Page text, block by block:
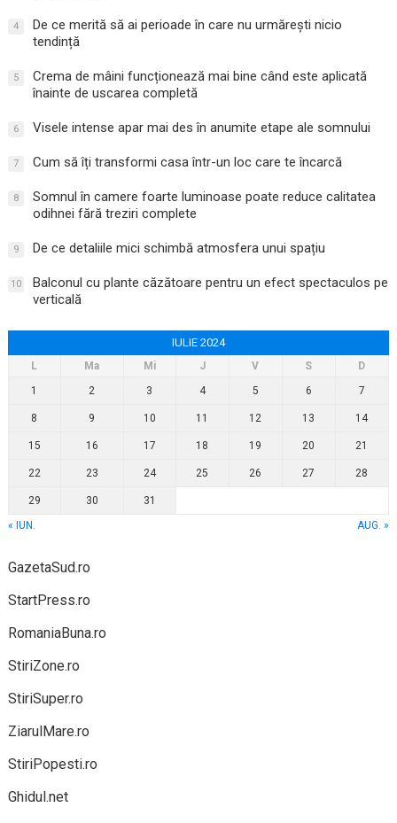
4
De ce merită să ai perioade în care nu urmărești nicio
tendință
5
Crema de mâini funcționează mai bine când este aplicată
înainte de uscarea completă
6 Visele intense apar mai des în anumite etape ale somnului
7 Cum să îți transformi casa într-un loc care te încarcă
8
Somnul în camere foarte luminoase poate reduce calitatea
odihnei fără treziri complete
9 De ce detaliile mici schimbă atmosfera unui spațiu
10
Balconul cu plante căzătoare pentru un efect spectaculos pe
verticală
IULIE 2024
L Ma Mi J V S
D
1
2 3 4 5 6 7
8 9 10 11 12 13 14
15 16 17 18 19 20 21
22 23 24 25 26 27 28
29 30
31
« IUN.
AUG. »
GazetaSud.ro
StartPress.ro
RomaniaBuna.ro
StiriZone.ro
StiriSuper.ro
ZiarulMare.ro
StiriPopesti.ro
Ghidul.net